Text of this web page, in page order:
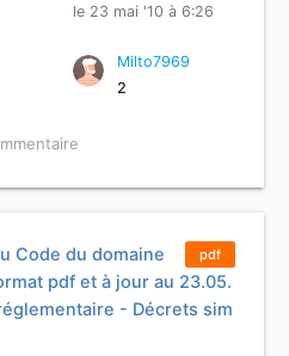
le 23 mai '10 à 6:26
Milto7969
2
pdf
Code du domaine
pdf et à jour au 23.05.
- Décrets sim